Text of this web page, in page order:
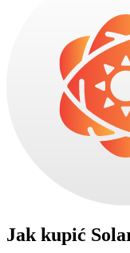
Jak kupić